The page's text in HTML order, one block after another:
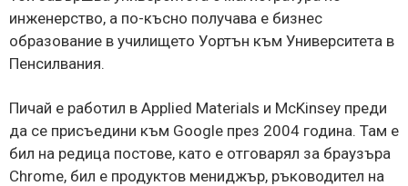
инженерство, а по-късно получава е бизнес
образование в училището Уортън към Университета в
Пенсилвания.
Пичай е работил в Applied Materials и McKinsey преди
да се присъедини към Google през 2004 година. Там е
бил на редица постове, като е отговарял за браузъра
Chrome, бил е продуктов мениджър, ръководител на